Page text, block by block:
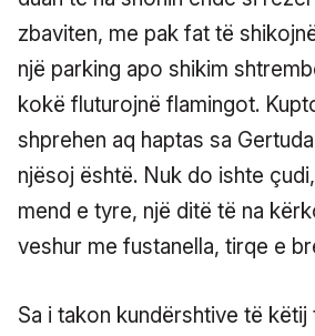
zbaviten, me pak fat të
një parking apo shikim
kokë fluturojnë flamingot.
shprehen aq haptas sa
njësoj është. Nuk do ishte
mend e tyre, një ditë të na
veshur me fustanella, tirqe e
Sa i takon kundërshtive të këtij